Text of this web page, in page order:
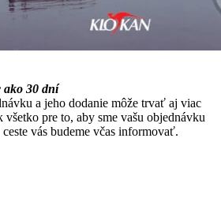
ako 30 dní
a jeho dodanie môže trvať aj viac
pre to, aby sme vašu objednávku
vás budeme včas informovať.